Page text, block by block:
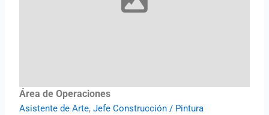
Área de Operaciones
Asistente de Arte,Jefe Construcción / Pintura